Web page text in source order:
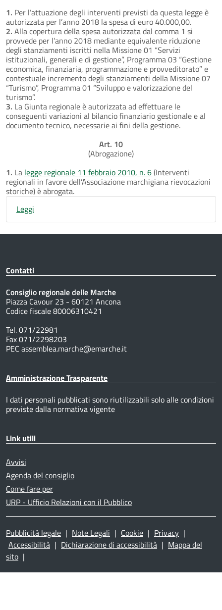
1. Per l’attuazione degli interventi previsti da questa legge è
autorizzata per l’anno 2018 la spesa di euro 40.000,00.
2. Alla copertura della spesa autorizzata dal comma 1 si
provvede per l’anno 2018 mediante equivalente riduzione
degli stanziamenti iscritti nella Missione 01 “Servizi
istituzionali, generali e di gestione”, Programma 03 “Gestione
economica, finanziaria, programmazione e provveditorato” e
contestuale incremento degli stanziamenti della Missione 07
“Turismo”, Programma 01 “Sviluppo e valorizzazione del
turismo”.
3. La Giunta regionale è autorizzata ad effettuare le
conseguenti variazioni al bilancio finanziario gestionale e al
documento tecnico, necessarie ai fini della gestione.
Art. 10
(Abrogazione)
1. La legge regionale 11 febbraio 2010, n. 6(Interventi
regionali in favore dell’Associazione marchigiana rievocazioni
storiche) è abrogata.
Leggi
Contatti
Consiglio regionale delle Marche
Piazza Cavour 23 - 60121 Ancona
Codice fiscale 80006310421
Tel. 071/22981
Fax 071/2298203
PEC assemblea.marche@emarche.it
Amministrazione Trasparente
I dati personali pubblicati sono riutilizzabili solo alle condizioni
previste dalla normativa vigente
Link utili
Avvisi
Agenda del consiglio
Come fare per
URP - Ufficio Relazioni con il Pubblico
Pubblicità legale | Note Legali | Cookie | Privacy |
Accessibilità | Dichiarazione di accessibilità | Mappa del
sito |